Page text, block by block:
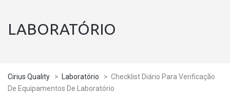
LABORATÓRIO
Cirius Quality > Laboratório > Checklist Diário Para Verificação
De Equipamentos De Laboratório